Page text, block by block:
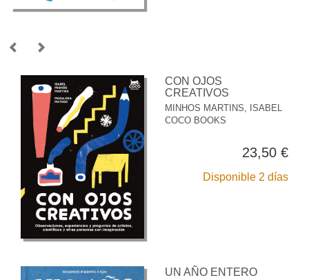
CON OJOS
CREATIVOS
MINHOS MARTINS, ISABEL
COCO BOOKS
23,50 €
Disponible 2 días
UN AÑO ENTERO